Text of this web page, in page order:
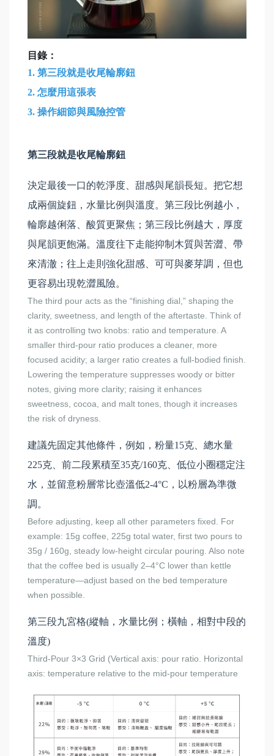
目錄：
1. 第三段就是收尾輪廓鈕
2. 怎麼用這張表
3. 操作細節與風險控管
第三段就是收尾輪廓鈕
決定最後一口的乾淨度、甜感與尾韻長短。把它想
成兩個旋鈕，水量比例與溫度。第三段比例越小，
輪廓越俐落、酸質更聚焦；第三段比例越大，厚度
與尾韻更飽滿。溫度往下走能抑制木質與苦澀、帶
來清澈；往上走則強化甜感、可可與麥芽調，但也
更容易出現乾澀風險。
The third pour acts as the “finishing dial,” shaping the
clarity, sweetness, and length of the aftertaste. Think of
it as controlling two knobs: ratio and temperature. A
smaller third-pour ratio produces a cleaner, more
focused acidity; a larger ratio creates a full-bodied finish.
Lowering the temperature suppresses woody or bitter
notes, giving more clarity; raising it enhances
sweetness, cocoa, and malt tones, though it increases
the risk of dryness.
建議先固定其他條件，例如，粉量15克、總水量
225克、前二段累積至35克/160克、低位小圈穩定注
水，並留意粉層常比壺溫低2-4°C，以粉層為準微
調。
Before adjusting, keep all other parameters fixed. For
example: 15g coffee, 225g total water, first two pours to
35g / 160g, steady low-height circular pouring. Also note
that the coffee bed is usually 2–4°C lower than kettle
temperature—adjust based on the bed temperature
when possible.
第三段九宮格(縱軸，水量比例；橫軸，相對中段的
溫度)
Third-Pour 3×3 Grid (Vertical axis: pour ratio. Horizontal
axis: temperature relative to the mid-pour temperature